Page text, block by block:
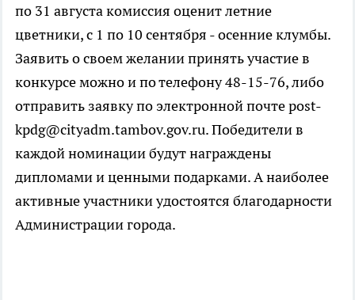
по 31 августа комиссия оценит летние
цветники, с 1 по 10 сентября - осенние клумбы.
Заявить о своем желании принять участие в
конкурсе можно и по телефону 48-15-76, либо
отправить заявку по электронной почте post-
kpdg@cityadm.tambov.gov.ru. Победители в
каждой номинации будут награждены
дипломами и ценными подарками. А наиболее
активные участники удостоятся благодарности
Администрации города.